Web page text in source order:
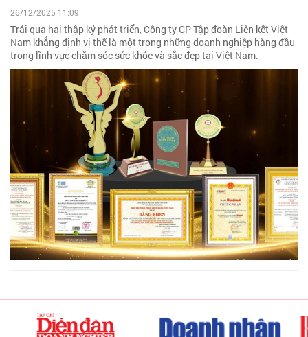
26/12/2025 11:09
Trải qua hai thập kỷ phát triển, Công ty CP Tập đoàn Liên kết Việt
Nam khẳng định vị thế là một trong những doanh nghiệp hàng đầu
trong lĩnh vực chăm sóc sức khỏe và sắc đẹp tại Việt Nam.